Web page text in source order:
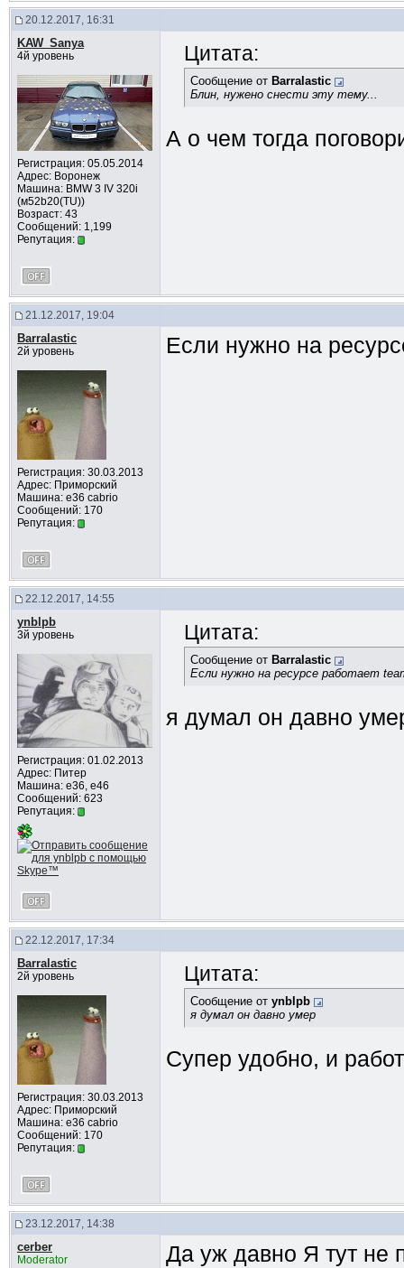
20.12.2017, 16:31
KAW_Sanya
4й уровень
Регистрация: 05.05.2014
Адрес: Воронеж
Машина: BMW 3 IV 320i
(м52b20(TU))
Возраст: 43
Сообщений: 1,199
Репутация:
Цитата:
Сообщение от Barralastic
Блин, нужено снести эту тему...
А о чем тогда
21.12.2017, 19:04
Barralastic
2й уровень
Регистрация: 30.03.2013
Адрес: Приморский
Машина: e36 cabrio
Сообщений: 170
Репутация:
Если нужно на
22.12.2017, 14:55
ynblpb
3й уровень
Регистрация: 01.02.2013
Адрес: Питер
Машина: e36, e46
Сообщений: 623
Репутация:
Цитата:
Сообщение от Barralastic
Если нужно на ресурсе работает
я думал он давно
22.12.2017, 17:34
Barralastic
2й уровень
Регистрация: 30.03.2013
Адрес: Приморский
Машина: e36 cabrio
Сообщений: 170
Репутация:
Цитата:
Сообщение от ynblpb
я думал он давно умер
Супер удобно, и
23.12.2017, 14:38
cerber
Moderator
Да уж давно Я тут не